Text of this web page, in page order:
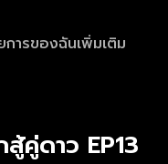
การของฉันเพิ่มเติม
คู่ดาว EP13